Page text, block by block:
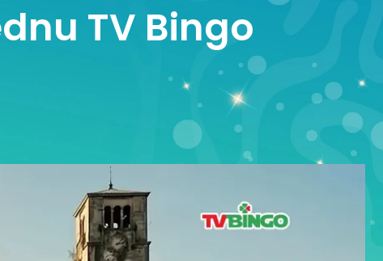
TV Bingo